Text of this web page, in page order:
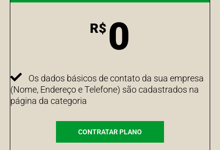
R$ 0
Os dados básicos de contato da sua empresa
(Nome, Endereço e Telefone) são cadastrados na
página da categoria
CONTRATAR PLANO